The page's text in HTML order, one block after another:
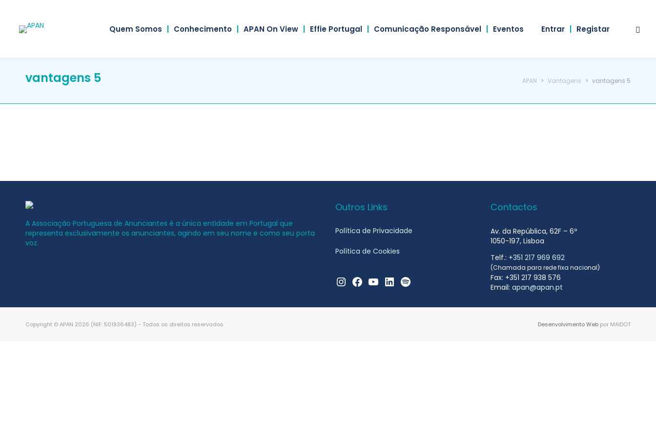
Quem Somos Conhecimento APAN On View Effie Portugal Comunicação Responsável Eventos Entrar Registar
vantagens 5 APAN > Vantagens > vantagens 5
A Associação Portuguesa de Anunciantes é a única entidade em Portugal que
representa exclusivamente os anunciantes, agindo em seu nome e como seu porta
voz.
Outros Links
Política de Privacidade
Política de Cookies
Instagram
FacebookYouTubeLinkedInSpotify
Contactos
Av. da República, 62F – 6º
1050-197, Lisboa
Telf.: +351 217 969 692
(Chamada para rede fixa nacional)
Fax: +351 217 938 576
Email: apan@apan.pt
Copyright © APAN 2026 (NIF: 501936483) - Todos os direitos reservados Desenvolvimento Web por MAIDOT